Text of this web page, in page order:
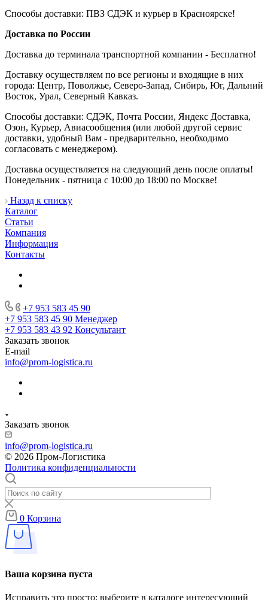
Способы доставки: ПВЗ СДЭК и курьер в Красноярске!
Доставка по России
Доставка до терминала транспортной компании - Бесплатно!
Доставку осуществляем по все регионы и входящие в них
города: Центр, Поволжье, Северо-Запад, Сибирь, Юг, Дальний
Восток, Урал, Северный Кавказ.
Способы доставки: СДЭК, Почта России, Яндекс Доставка,
Озон, Курьер, Авиасообщения (или любой другой сервис
доставки, удобный Вам - предварительно, необходимо
согласовать с менеджером).
Доставка осуществляется на следующий день после оплаты!
Понедельник - пятница с 10:00 до 18:00 по Москве!
Назад к списку
Каталог
Статьи
Компания
Информация
Контакты
+7 953 583 45 90
+7 953 583 45 90 Менеджер
+7 953 583 43 92 Консультант
Заказать звонок
E-mail
info@prom-logistica.ru
Заказать звонок
info@prom-logistica.ru
© 2026 Пром-Логистика
Политика конфиденциальности
0 Корзина
Ваша корзина пуста
Исправить это просто: выберите в каталоге интересующий